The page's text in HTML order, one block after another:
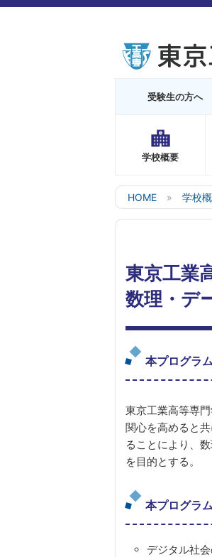
受験生の方へ
学校概要
HOME 学校
東京工業
数理・デ
本プログラ
東京工業高等専
関心を高めると
ることにより、
を目的とする。
本プログラ
デジタル社